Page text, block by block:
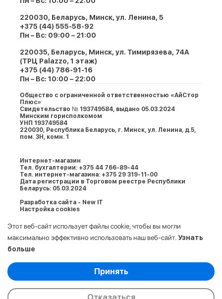
220030, Беларусь, Минск, ул. Ленина, 5
+375 (44) 555-58-92
Пн – Вс: 09:00 – 21:00
220035, Беларусь, Минск, ул. Тимирязева, 74A
(ТРЦ Palazzo, 1 этаж)
+375 (44) 786-91-16
Пн – Вс: 10:00 – 22:00
Общество с ограниченной ответственностью «АйСтор
Плюс»
Свидетельство № 193749584, выдано 05.03.2024
Минским горисполкомом
УНП 193749584
220030, Республика Беларусь, г. Минcк, ул. Ленина, д.5,
пом. 3Н, комн. 1
Интернет-магазин
Тел. бухгалтерии: +375 44 766-89-44
Тел. интернет-магазина: +375 29 319-11-00
Дата регистрации в Торговом реестре Республики
Беларусь: 05.03.2024
Разработка сайта - New IT
Настройка cookies
193749584. Все права защищены.
Этот веб-сайт использует файлы cookie, чтобы вы могли
максимально эффективно использовать наш веб-сайт. Узнать
больше
Выберите настройки cookie
Аналитические/Функциональные
Принять